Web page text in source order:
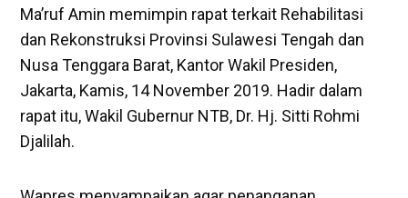
Ma’ruf Amin memimpin rapat terkait Rehabilitasi
dan Rekonstruksi Provinsi Sulawesi Tengah dan
Nusa Tenggara Barat, Kantor Wakil Presiden,
Jakarta, Kamis, 14 November 2019. Hadir dalam
rapat itu, Wakil Gubernur NTB, Dr. Hj. Sitti Rohmi
Djalilah.